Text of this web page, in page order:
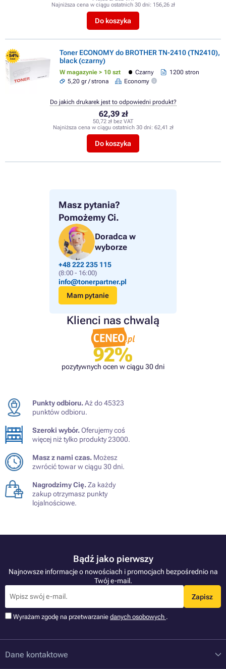
Masz pytania?
Pomożemy Ci.
Doradca w
wyborze
+48 222 235 115
(8:00 - 16:00)
info@tonerpartner.pl
Mam pytanie
Klienci nas chwalą
92%
pozytywnych ocen w ciągu 30 dni
Najniższa cena w ciągu ostatnich 30 dni: 156,26 zł
Do koszyka
FLASH
- 54%
SALE
Toner ECONOMY do BROTHER TN-2410 (TN2410),
black (czarny)
W magazynie > 10 szt Czarny
1200 stron
5,20 gr / strona
Economy
62,39 zł
50,72 zł bez VAT
Najniższa cena w ciągu ostatnich 30 dni: 62,41 zł
Do koszyka
Do jakich drukarek jest to odpowiedni produkt?
Punkty odbioru.Aż do 45323
punktów odbioru.
Szeroki wybór.Oferujemy coś
więcej niż tylko produkty 23000.
Masz z nami czas. Możesz
zwrócić towar w ciągu 30 dni.
Nagrodzimy Cię.Za każdy
zakup otrzymasz punkty
lojalnościowe.
Bądź jako pierwszy
Najnowsze informacje o nowościach i promocjach bezpośrednio na
Twój e-mail.
Zapisz
Wyrażam zgodę na przetwarzanie danych osobowych .
Dane kontaktowe